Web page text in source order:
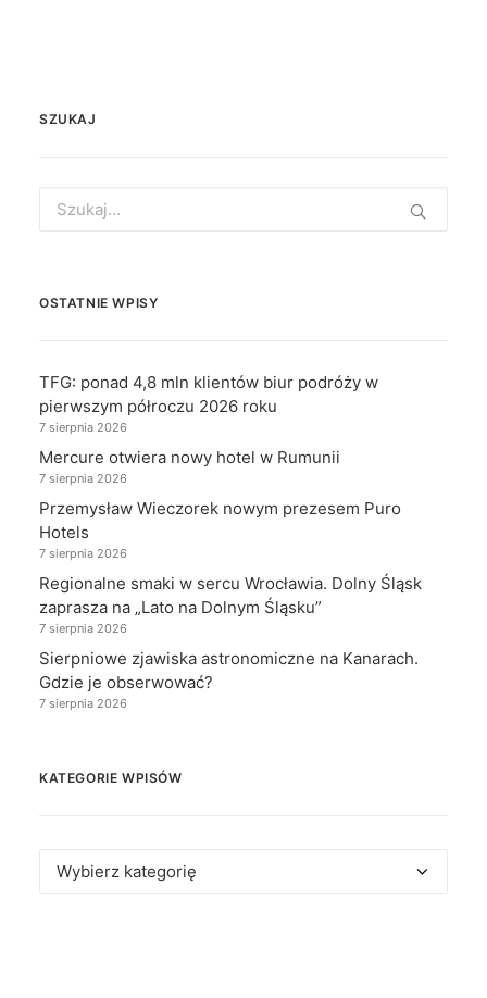
SZUKAJ
for:
OSTATNIE WPISY
TFG: ponad 4,8 mln klientów biur podróży w
pierwszym półroczu 2026 roku
7 sierpnia 2026
Mercure otwiera nowy hotel w Rumunii
7 sierpnia 2026
Przemysław Wieczorek nowym prezesem Puro
Hotels
7 sierpnia 2026
Regionalne smaki w sercu Wrocławia. Dolny Śląsk
zaprasza na „Lato na Dolnym Śląsku”
7 sierpnia 2026
Sierpniowe zjawiska astronomiczne na Kanarach.
Gdzie je obserwować?
7 sierpnia 2026
KATEGORIE WPISÓW
Kategorie